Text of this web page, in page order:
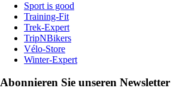
Sport is good
Training-Fit
Trek-Expert
TripNBikers
Vélo-Store
Winter-Expert
Abonnieren Sie unseren Newsletter